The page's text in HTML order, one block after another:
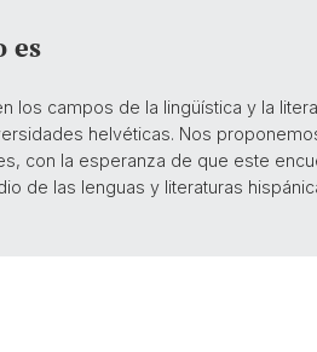
es
los campos de la lingüística y la
helvéticas. Nos
con la esperanza de que este
de las lenguas y literaturas